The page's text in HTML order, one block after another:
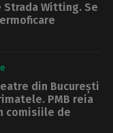
Witting. Se
din București
PMB reia
comisiile de